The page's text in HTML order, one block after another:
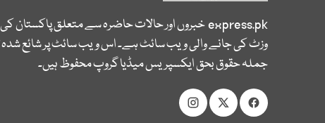
express.pkخبروں اور حالات حاضرہ سے متعلق پاکستان
وزٹ کی جانے والی ویب سائٹ ہے۔ اس ویب سائٹ پر شائع شدہ
جملہ حقوق بحق ایکسپریس میڈیا گروپ محفوظ ہیں۔